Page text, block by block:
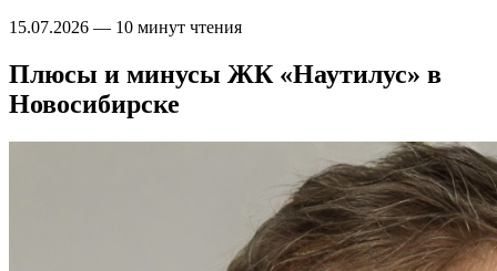
15.07.2026 — 10 минут чтения
Плюсы и минусы ЖК «Наутилус» в
Новосибирске